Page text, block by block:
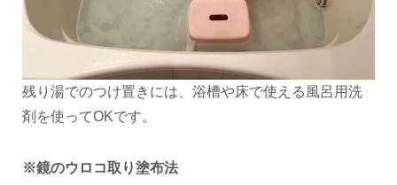
残り湯でのつけ置きには、浴槽や床で使える風呂用洗
剤を使ってOKです。
※鏡のウロコ取り塗布法